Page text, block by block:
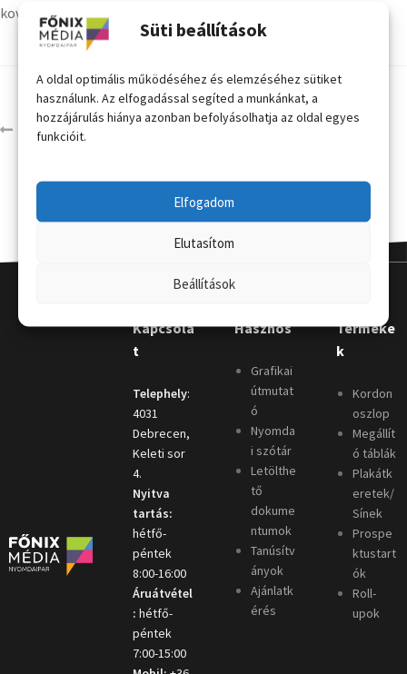
Süti beállítások
A oldal optimális működéséhez és elemzéséhez sütiket
használunk. Az elfogadással segíted a munkánkat, a
hozzájárulás hiánya azonban befolyásolhatja az oldal egyes
funkcióit.
Elfogadom
Elutasítom
Beállítások
kovacs.norbert@fonixmedia.hu
Kovács Norbert
Kapcsola
t
Telephely:
4031
Debrecen,
Keleti sor
4.
Nyitva
tartás:
hétfő-
péntek
8:00-16:00
Áruátvétel
: hétfő-
péntek
7:00-15:00
Hasznos
Grafikai
útmutat
ó
Nyomda
i szótár
Letölthe
tő
dokume
ntumok
Tanúsítv
ányok
Ajánlatk
érés
Terméke
k
Kordon
oszlop
Megállít
ó táblák
Plakátk
eretek/
Sínek
Prospe
ktustart
ók
Roll-
upok